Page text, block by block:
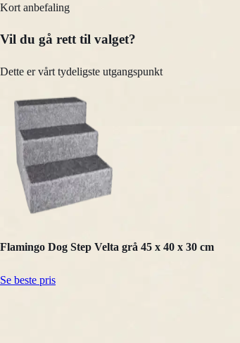
Kort anbefaling
Vil du gå rett til valget?
Dette er vårt tydeligste utgangspunkt
Flamingo Dog Step Velta grå 45 x 40 x 30 cm
Se beste pris